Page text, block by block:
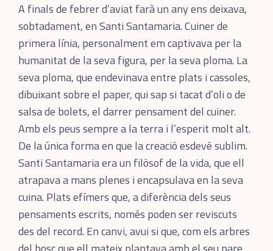
A finals de febrer d’aviat farà un any ens deixava,
sobtadament, en Santi Santamaria. Cuiner de
primera línia, personalment em captivava per la
humanitat de la seva figura, per la seva ploma. La
seva ploma, que endevinava entre plats i cassoles,
dibuixant sobre el paper, qui sap si tacat d’oli o de
salsa de bolets, el darrer pensament del cuiner.
Amb els peus sempre a la terra i l’esperit molt alt.
De la única forma en que la creació esdevé sublim.
Santi Santamaria era un filòsof de la vida, que ell
atrapava a mans plenes i encapsulava en la seva
cuina. Plats efímers que, a diferència dels seus
pensaments escrits, només poden ser reviscuts
des del record. En canvi, avui si que, com els arbres